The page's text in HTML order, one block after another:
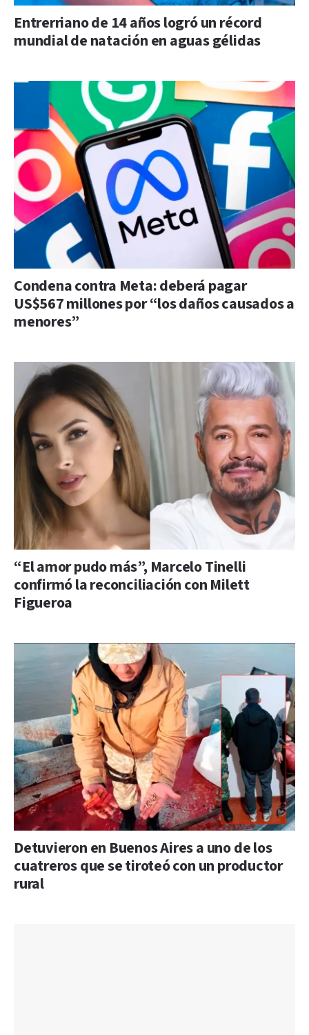
Entrerriano de 14 años logró un récord
mundial de natación en aguas gélidas
Condena contra Meta: deberá pagar
US$567 millones por “los daños causados a
menores”
“El amor pudo más”, Marcelo Tinelli
confirmó la reconciliación con Milett
Figueroa
Detuvieron en Buenos Aires a uno de los
cuatreros que se tiroteó con un productor
rural